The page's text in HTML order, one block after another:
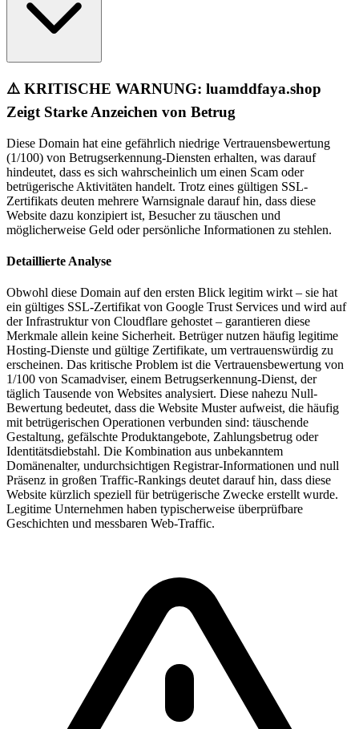
⚠️ KRITISCHE WARNUNG: luamddfaya.shop
Zeigt Starke Anzeichen von Betrug
Diese Domain hat eine gefährlich niedrige Vertrauensbewertung
(1/100) von Betrugserkennung-Diensten erhalten, was darauf
hindeutet, dass es sich wahrscheinlich um einen Scam oder
betrügerische Aktivitäten handelt. Trotz eines gültigen SSL-
Zertifikats deuten mehrere Warnsignale darauf hin, dass diese
Website dazu konzipiert ist, Besucher zu täuschen und
möglicherweise Geld oder persönliche Informationen zu stehlen.
Detaillierte Analyse
Obwohl diese Domain auf den ersten Blick legitim wirkt – sie hat
ein gültiges SSL-Zertifikat von Google Trust Services und wird auf
der Infrastruktur von Cloudflare gehostet – garantieren diese
Merkmale allein keine Sicherheit. Betrüger nutzen häufig legitime
Hosting-Dienste und gültige Zertifikate, um vertrauenswürdig zu
erscheinen. Das kritische Problem ist die Vertrauensbewertung von
1/100 von Scamadviser, einem Betrugserkennung-Dienst, der
täglich Tausende von Websites analysiert. Diese nahezu Null-
Bewertung bedeutet, dass die Website Muster aufweist, die häufig
mit betrügerischen Operationen verbunden sind: täuschende
Gestaltung, gefälschte Produktangebote, Zahlungsbetrug oder
Identitätsdiebstahl. Die Kombination aus unbekanntem
Domänenalter, undurchsichtigen Registrar-Informationen und null
Präsenz in großen Traffic-Rankings deutet darauf hin, dass diese
Website kürzlich speziell für betrügerische Zwecke erstellt wurde.
Legitime Unternehmen haben typischerweise überprüfbare
Geschichten und messbaren Web-Traffic.